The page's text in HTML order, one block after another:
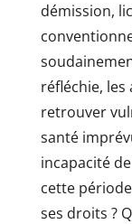
démission,
réfléchie, les
retrouver
santé
incapacité
cette
ses droits ?